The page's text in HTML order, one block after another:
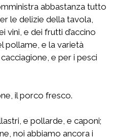
abbastanza tutto
le delizie della tavola,
e dei frutti d’accino
pollame, e la varietà
e per i pesci
il porco fresco.
e pollarde, e caponi;
noi abbiamo ancora i